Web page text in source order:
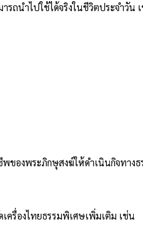
รถนำไปใช้ได้จริงในชีวิตประจำวัน
ของพระภิกษุสงฆ์ให้ดำเนินกิจทาง
ครื่องไทยธรรมพิเศษเพิ่มเติม เช่น